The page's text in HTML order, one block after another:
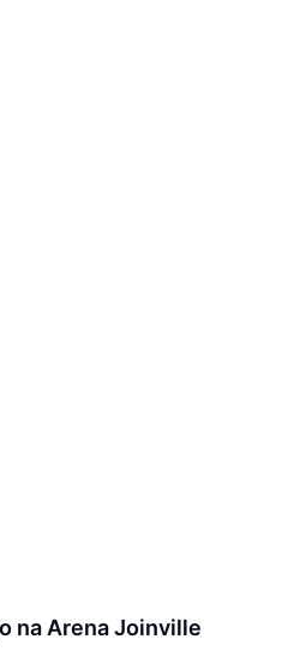
na Arena Joinville